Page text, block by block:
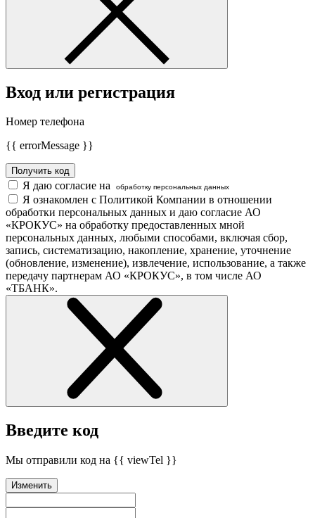
Вход или регистрация
Номер телефона
{{ errorMessage }}
Получить код
Я даю согласие на обработку персональных данных
Я ознакомлен с Политикой Компании в отношении
обработки персональных данных и даю согласие АО
«КРОКУС» на обработку предоставленных мной
персональных данных, любыми способами, включая сбор,
запись, систематизацию, накопление, хранение, уточнение
(обновление, изменение), извлечение, использование, а также
передачу партнерам АО «КРОКУС», в том числе АО
«ТБАНК».
Введите код
Мы отправили код на {{ viewTel }}
Изменить